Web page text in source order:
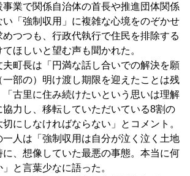
で関係自治体の首長や推進団体関係
「強制収用」に複雑な心境をのぞかせ
つつも、行政代執行で住民を排除する
ほしいと望む声も聞かれた。
町長は「円満な話し合いでの解決を願
一部の）明け渡し期限を迎えたことは残
古里に住み続けたいという思いは理解
協力し、移転していただいている8割の
にしなければならない」とコメント。
人は「強制収用は自分が泣く泣く土地
に、想像していた最悪の事態。本当に何
と言葉少なに語った。